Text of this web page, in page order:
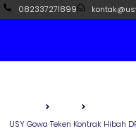
082337271899
USY Gowa Teken Kontrak Hibah